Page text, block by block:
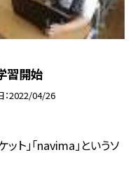
習開始
2022/04/26
ト」「navima」というソ